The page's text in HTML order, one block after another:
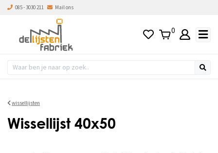
085 - 3030 211 Mail ons
0
wissellijsten
Wissellijst 40x50